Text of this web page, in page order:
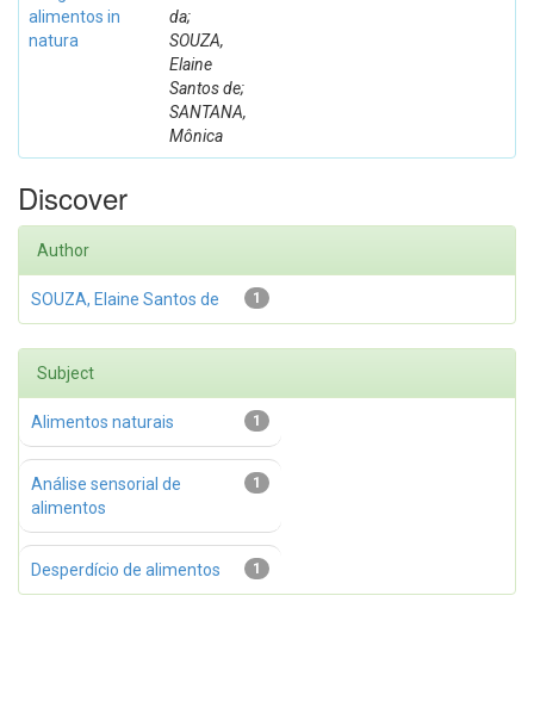
alimentos in
natura
da;
SOUZA,
Elaine
Santos de;
SANTANA,
Mônica
Discover
Author
1
SOUZA, Elaine Santos de
Subject
1
Alimentos naturais
1
Análise sensorial de
alimentos
1
Desperdício de alimentos